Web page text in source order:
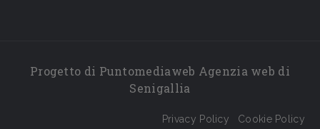
Progetto di Puntomediaweb Agenzia web di
Senigallia
Privacy Policy
Cookie Policy